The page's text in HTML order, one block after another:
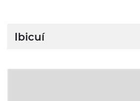
Ibicuí